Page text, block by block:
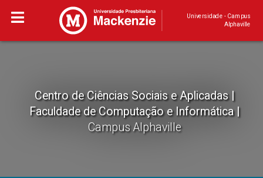
Universidade - Campus
Alphaville
Centro de Ciências Sociais e Aplicadas
Faculdade de Computação e Informática
Campus Alphaville